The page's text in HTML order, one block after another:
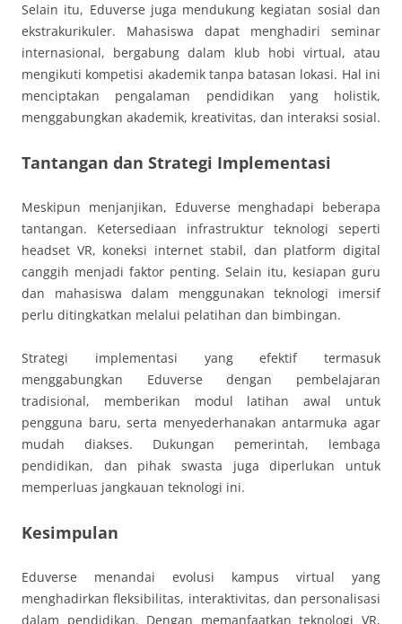
Selain itu, Eduverse juga mendukung kegiatan sosial dan
ekstrakurikuler. Mahasiswa dapat menghadiri seminar
internasional, bergabung dalam klub hobi virtual, atau
mengikuti kompetisi akademik tanpa batasan lokasi. Hal ini
menciptakan pengalaman pendidikan yang holistik,
menggabungkan akademik, kreativitas, dan interaksi sosial.
Tantangan dan Strategi Implementasi
Meskipun menjanjikan, Eduverse menghadapi beberapa
tantangan. Ketersediaan infrastruktur teknologi seperti
headset VR, koneksi internet stabil, dan platform digital
canggih menjadi faktor penting. Selain itu, kesiapan guru
dan mahasiswa dalam menggunakan teknologi imersif
perlu ditingkatkan melalui pelatihan dan bimbingan.
Strategi implementasi yang efektif termasuk
menggabungkan Eduverse dengan pembelajaran
tradisional, memberikan modul latihan awal untuk
pengguna baru, serta menyederhanakan antarmuka agar
mudah diakses. Dukungan pemerintah, lembaga
pendidikan, dan pihak swasta juga diperlukan untuk
memperluas jangkauan teknologi ini.
Kesimpulan
Eduverse menandai evolusi kampus virtual yang
menghadirkan fleksibilitas, interaktivitas, dan personalisasi
dalam pendidikan. Dengan memanfaatkan teknologi VR,